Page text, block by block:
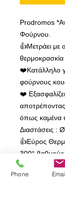
Prodromos
Φούρνου.
👍Μετράει με
❤️Κατάλληλο
φούρνους
❤️
όπως καμένα
Διαστάσεις :
👍Εύρος
300° βαθμούς
👍
👍Περίβλημα
Phone